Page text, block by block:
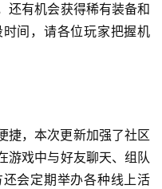
还有机会获得稀有装备和
间，请各位玩家把握机
捷，本次更新加强了社区
游戏中与好友聊天、组队
会定期举办各种线上活